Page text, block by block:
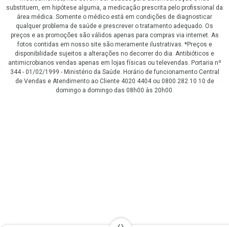
substituem, em hipótese alguma, a medicação prescrita pelo profissional da
área médica. Somente o médico está em condições de diagnosticar
qualquer problema de saúde e prescrever o tratamento adequado. Os
preços e as promoções são válidos apenas para compras via internet. As
fotos contidas em nosso site são meramente ilustrativas. *Preços e
disponibilidade sujeitos a alterações no decorrer do dia. Antibióticos e
antimicrobianos vendas apenas em lojas físicas ou televendas. Portaria nº
344 - 01/02/1999 - Ministério da Saúde. Horário de funcionamento Central
de Vendas e Atendimento ao Cliente 4020 4404 ou 0800 282 10 10 de
domingo a domingo das 08h00 às 20h00.